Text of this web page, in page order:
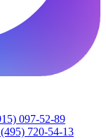
097-52-89
720-54-13